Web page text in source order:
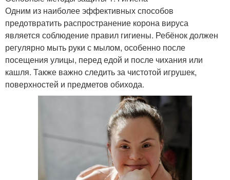
Одним из наиболее эффективных способов
предотвратить распространение корона вируса
является соблюдение правил гигиены. Ребёнок должен
регулярно мыть руки с мылом, особенно после
посещения улицы, перед едой и после чихания или
кашля. Также важно следить за чистотой игрушек,
поверхностей и предметов обихода.